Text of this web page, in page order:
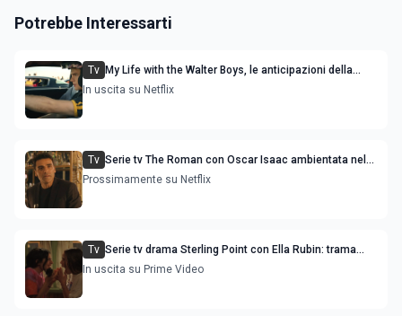
Potrebbe Interessarti
Tv My Life with the Walter Boys, le anticipazioni della
stagione 3
In uscita su Netflix
Tv Serie tv The Roman con Oscar Isaac ambientata nel
mondo del gioco d'azzardo di Las Vegas
Prossimamente su Netflix
Tv Serie tv drama Sterling Point con Ella Rubin: trama
cast e uscita streaming
In uscita su Prime Video